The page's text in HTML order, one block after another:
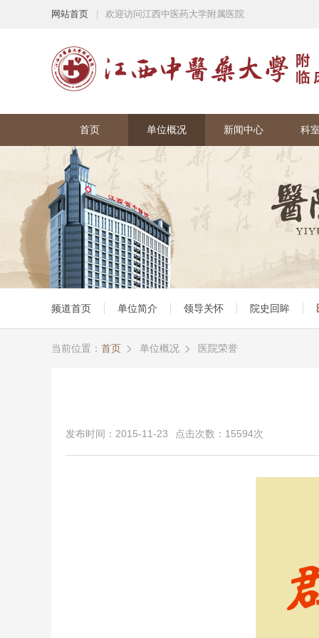
网站首页 欢迎访问江西中医药大学附属医院
首页 单位概况 新闻中心 科
频道首页 单位简介 领导关怀 院史回眸
当前位置： 首页  单位概况  医院荣誉
发布时间：2015-11-23 点击次数：15594次